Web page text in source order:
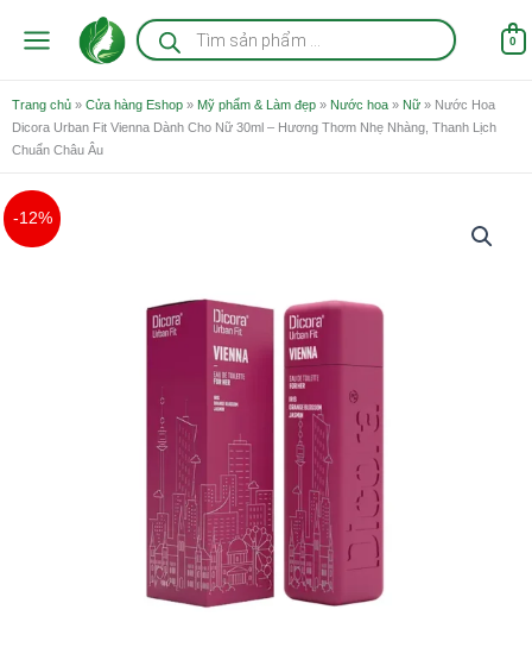
Tìm
kiếm
sản
0
Trang chủ » Cửa hàng Eshop » Mỹ phẩm & Làm đẹp » Nước hoa » Nữ » Nước Hoa
Dicora Urban Fit Vienna Dành Cho Nữ 30ml – Hương Thơm Nhẹ Nhàng, Thanh Lịch
Chuẩn Châu Âu
-12%
660.000 ₫.
Nước
Hoa